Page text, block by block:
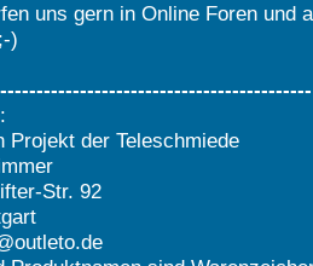
uns gern in Online Foren und
)
Projekt der Teleschmiede
Str. 92